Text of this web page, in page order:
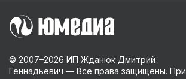
© 2007–2026 ИП Жданюк Дмитрий
Геннадьевич — Все права защищены. При